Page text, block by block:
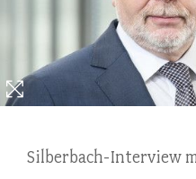
Silberbach-Interview